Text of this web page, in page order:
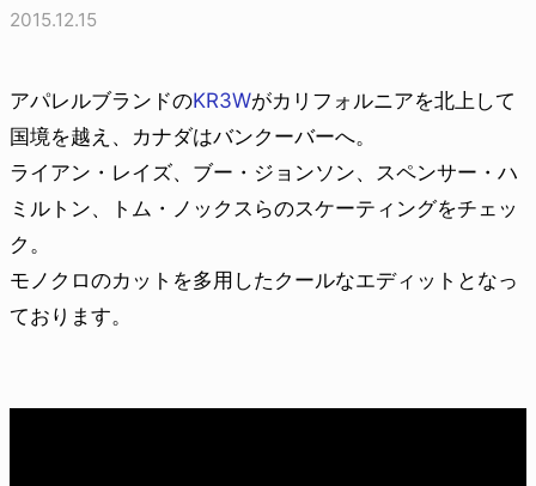
2015.12.15
アパレルブランドのKR3Wがカリフォルニアを北上して
国境を越え、カナダはバンクーバーへ。
ライアン・レイズ、ブー・ジョンソン、スペンサー・ハ
ミルトン、トム・ノックスらのスケーティングをチェッ
ク。
モノクロのカットを多用したクールなエディットとなっ
ております。